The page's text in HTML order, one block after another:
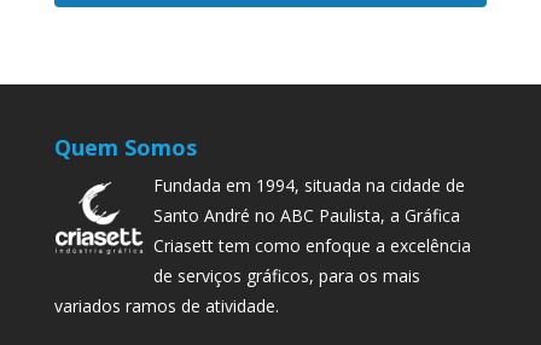
Quem Somos
Fundada em 1994, situada na cidade de
Santo André no ABC Paulista, a Gráfica
Criasett tem como enfoque a excelência
de serviços gráficos, para os mais
variados ramos de atividade.